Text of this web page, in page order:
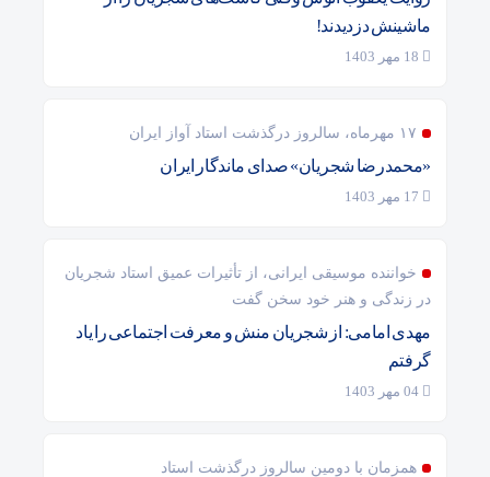
ماشینش دزدیدند!
۱۷ مهرماه، سالروز درگذشت استاد آواز ایران
«محمدرضا شجریان» صدای ماندگار ایران
خواننده موسیقی ایرانی، از تأثیرات عمیق استاد شجریان
در زندگی و هنر خود سخن گفت
مهدی امامی: از شجریان منش و معرفت اجتماعی را یاد
گرفتم
همزمان با دومین سالروز درگذشت استاد